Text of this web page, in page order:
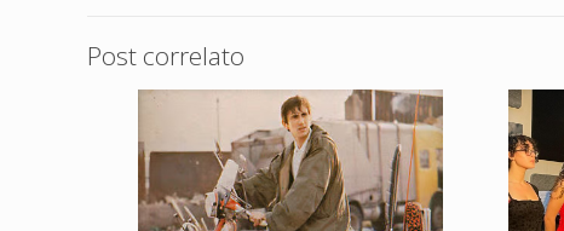
Post correlato